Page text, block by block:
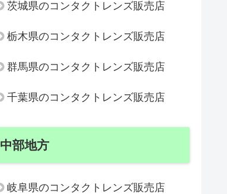
茨城県のコンタクトレンズ販売店
栃木県のコンタクトレンズ販売店
群馬県のコンタクトレンズ販売店
千葉県のコンタクトレンズ販売店
中部地方
岐阜県のコンタクトレンズ販売店